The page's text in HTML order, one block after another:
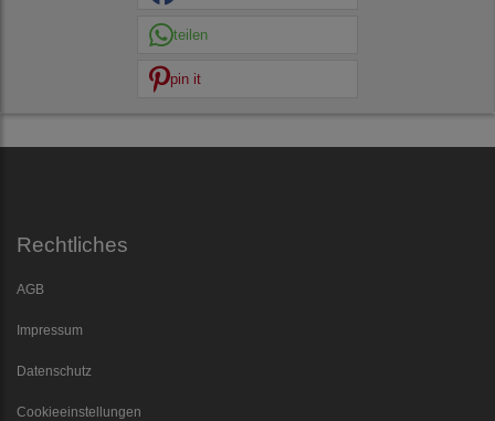
teilen
pin it
Rechtliches
AGB
Impressum
Datenschutz
Cookieeinstellungen